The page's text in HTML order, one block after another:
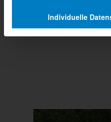
Individuelle